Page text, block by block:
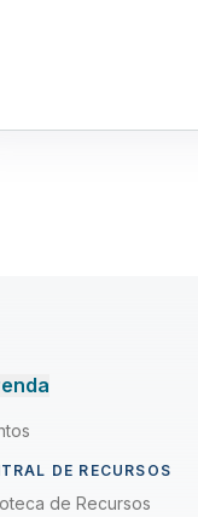
DE RECURSOS
de Recursos